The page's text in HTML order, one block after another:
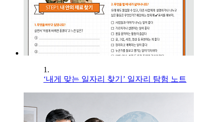
1.
‘내게 맞는 일자리 찾기’ 일자리 탐험 노트